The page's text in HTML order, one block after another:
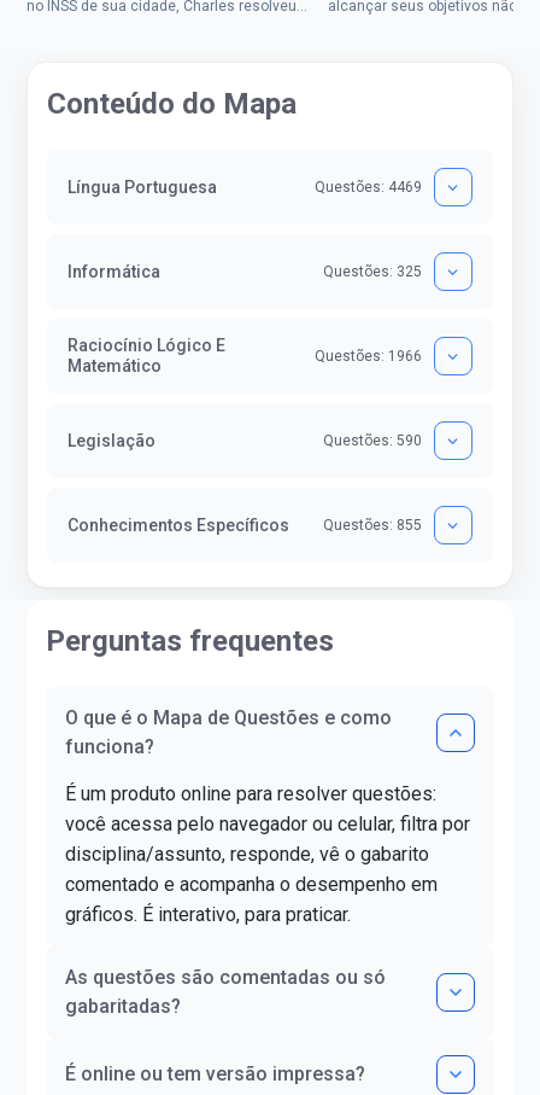
no INSS de sua cidade, Charles resolveu
alcançar seus objetivos não
Conteúdo do Mapa
Língua Portuguesa Questões: 4469
Informática Questões: 325
Raciocínio Lógico E
Matemático
Questões: 1966
Legislação Questões: 590
Conhecimentos Específicos Questões: 855
Perguntas frequentes
O que é o Mapa de Questões e como
funciona?
É um produto online para resolver questões:
você acessa pelo navegador ou celular, filtra por
disciplina/assunto, responde, vê o gabarito
comentado e acompanha o desempenho em
gráficos. É interativo, para praticar.
As questões são comentadas ou só
gabaritadas?
É online ou tem versão impressa?